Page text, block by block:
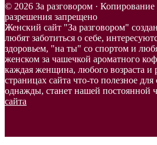
© 2026 За разговором · Копирование
разрешения запрещено
Женский сайт "За разговором"
любят заботиться о себе,
здоровьем, "на ты" со спортом и
женском за чашечкой ароматного
каждая женщина, любого возраста и
страницах сайта что-то полезное
однажды, станет нашей постоянной
сайта